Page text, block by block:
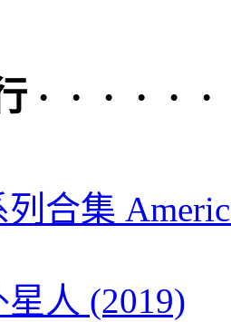
· · · · · ·
合集
人 (2019)